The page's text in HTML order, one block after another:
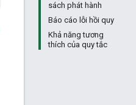
sách phát hành
Báo cáo lỗi hồi quy
Khả năng tương
thích của quy tắc